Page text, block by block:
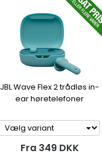
JBL Wave Flex 2 trådløs in-
ear høretelefoner
Fra 349 DKK